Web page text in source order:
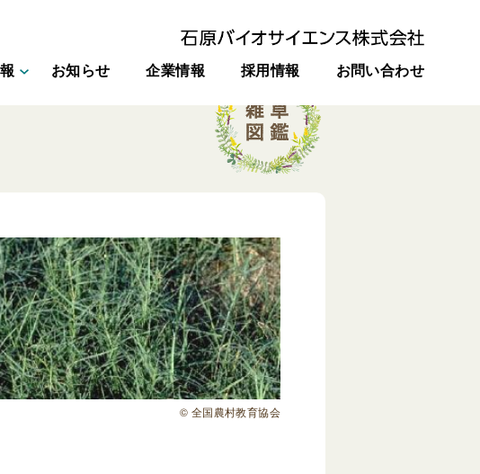
お知らせ 企業情報 採用情報 お問い合わせ
© 全国農村教育協会